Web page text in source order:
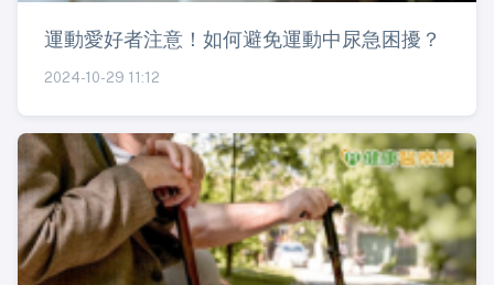
運動愛好者注意！如何避免運動中尿急困擾？
2024-10-29 11:12